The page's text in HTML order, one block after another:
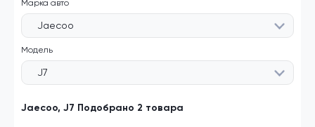
Марка авто
Jaecoo
Модель
J7
Jaecoo, J7 Подобрано 2 товара